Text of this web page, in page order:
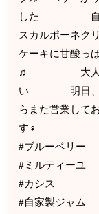
した 自家製
スカルポーネク
ケーキに甘酸っ
♬ 大人気のミ
い 明日、明後
らまた営業して
す‍♀️
#ブルーベリー
#ミルティーユ
#カシス
#自家製ジャム